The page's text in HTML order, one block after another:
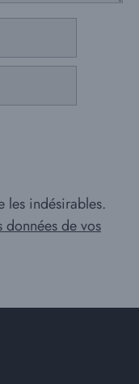
les indésirables.
données de vos